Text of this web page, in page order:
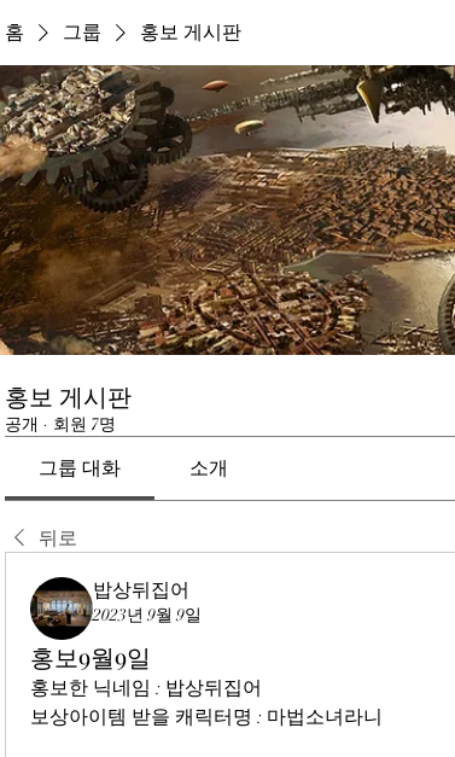
홈 그룹 홍보 게시판
홍보 게시판
공개 · 회원 7명
그룹 대화 소개
뒤로
밥상뒤집어
2023년 9월 9일
홍보9월9일
홍보한 닉네임 : 밥상뒤집어
보상아이템 받을 캐릭터명 : 마법소녀라니